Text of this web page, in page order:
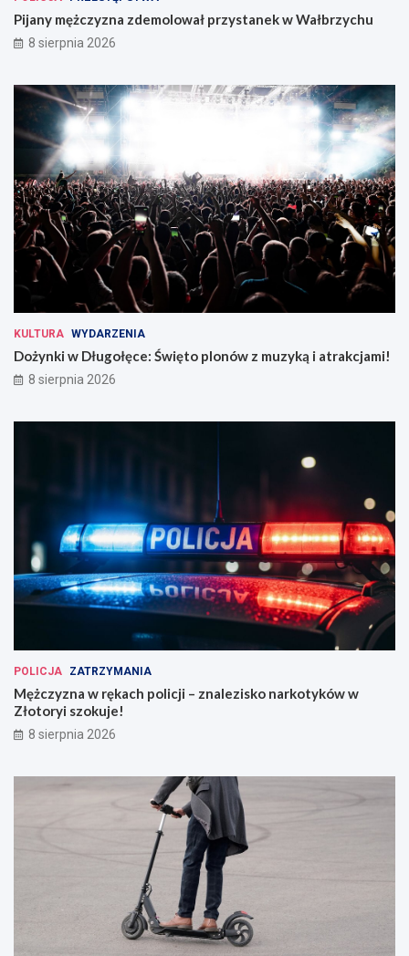
Pijany mężczyzna zdemolował przystanek w Wałbrzychu
8 sierpnia 2026
KULTURA WYDARZENIA
Dożynki w Długołęce: Święto plonów z muzyką i atrakcjami!
8 sierpnia 2026
POLICJA ZATRZYMANIA
Mężczyzna w rękach policji – znalezisko narkotyków w
Złotoryi szokuje!
8 sierpnia 2026